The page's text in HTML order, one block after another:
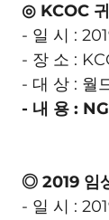
◎ KCOC
- 일 시 :
- 장 소 :
- 대 상 : 월
- 내 용 :
◎ 2019 임
- 일 시 :